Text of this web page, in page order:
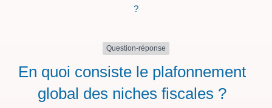
?
Question-réponse
En quoi consiste le plafonnement
global des niches fiscales ?